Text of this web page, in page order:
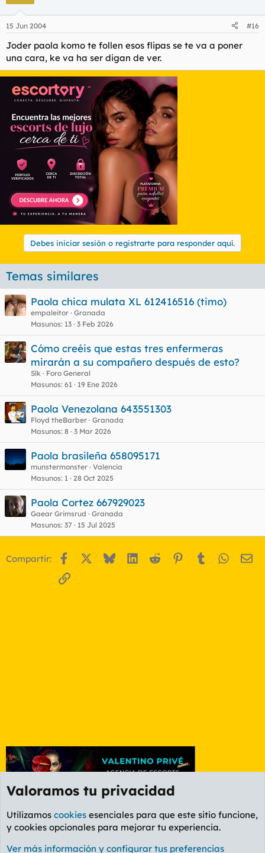
15 Jun 2004 #16
Joder paola komo te follen esos flipas se te va a poner
una cara, ke va ha ser digan de ver.
Debes iniciar sesión o registrarte para responder aquí.
Temas similares
Paola chica mulata XL 612416516 (timo)
empaleitor Granada
Masunos 13 3 Feb 2026
Cómo creéis que estas tres enfermeras
mirarán a su compañero después de esto?
Slk
Foro General
Masunos 61 19 Ene 2026
Paola Venezolana 643551303
Floyd theBarber Granada
Masunos 8 3 Mar 2026
Paola brasileña 658095171
munstermonster Valencia
Masunos 1 28 Oct 2025
Paola Cortez 667929023
Gaear Grimsrud
Granada
Masunos 37 15 Jul 2025
Compartir: Facebook BlueskyLinkedIn
Reddit Pinterest
Tumblr
Enlace
Foro General
Valoramos tu privacidad
Utilizamos cookies esenciales para que este sitio funcione,
y cookies opcionales para mejorar tu experiencia.
Ver más información y configurar tus preferencias